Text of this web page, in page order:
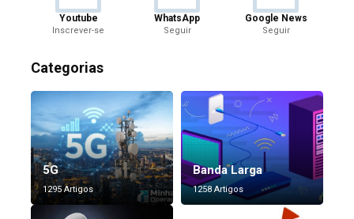
Youtube
Inscrever-se
WhatsApp
Seguir
Google News
Seguir
Categorias
5G
1295 Artigos
Banda Larga
1258 Artigos